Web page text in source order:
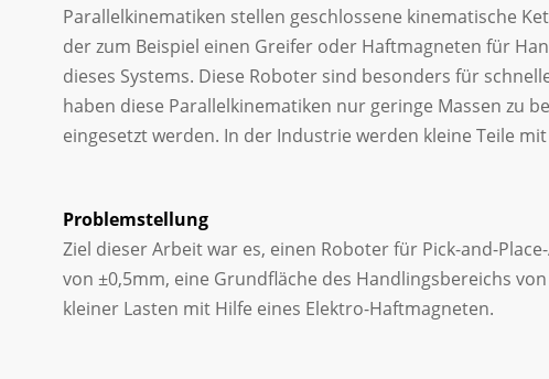
Parallelkinematiken stellen geschlossene kinematische
der zum Beispiel einen Greifer oder Haftmagneten für
dieses Systems. Diese Roboter sind besonders für
haben diese Parallelkinematiken nur geringe Massen zu
eingesetzt werden. In der Industrie werden kleine Teile
Problemstellung
Ziel dieser Arbeit war es, einen Roboter für Pick-and-
von ±0,5mm, eine Grundfläche des Handlingsbereichs
kleiner Lasten mit Hilfe eines Elektro-Haftmagneten.